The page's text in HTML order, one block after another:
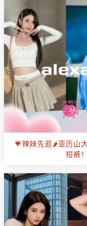
💗辣妹先逛🌶️亚历山
短裤